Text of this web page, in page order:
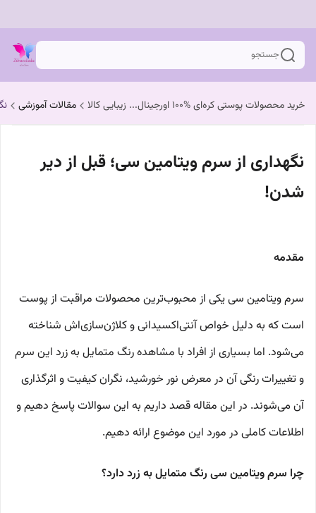
جستجو
خرید محصولات پوستی کره‌ای %100 اورجینال... زیبایی کالا مقالات آموزشی
نگهداری از سرم ویتامین سی؛ قبل از دیر
شدن!
مقدمه
سرم ویتامین سی یکی از محبوب‌ترین محصولات مراقبت از پوست
است که به دلیل خواص آنتی‌اکسیدانی و کلاژن‌سازی‌اش شناخته
می‌شود. اما بسیاری از افراد با مشاهده رنگ متمایل به زرد این سرم
و تغییرات رنگی آن در معرض نور خورشید، نگران کیفیت و اثرگذاری
آن می‌شوند. در این مقاله قصد داریم به این سوالات پاسخ دهیم و
اطلاعات کاملی در مورد این موضوع ارائه دهیم.
چرا سرم ویتامین سی رنگ متمایل به زرد دارد؟